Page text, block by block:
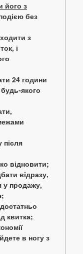
його з
без
з
і
24 години
якого
після
відновити;
відразу,
у продажу,
квитка;
в ногу з